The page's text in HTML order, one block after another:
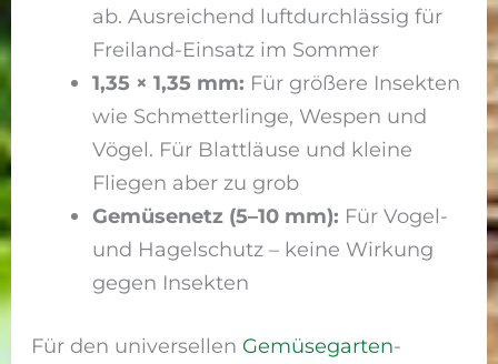
ab. Ausreichend luftdurchlässig für
Freiland-Einsatz im Sommer
1,35 × 1,35 mm: Für größere Insekten
wie Schmetterlinge, Wespen und
Vögel. Für Blattläuse und kleine
Fliegen aber zu grob
Gemüsenetz (5–10 mm): Für Vogel-
und Hagelschutz – keine Wirkung
gegen Insekten
Für den universellen Gemüsegarten-